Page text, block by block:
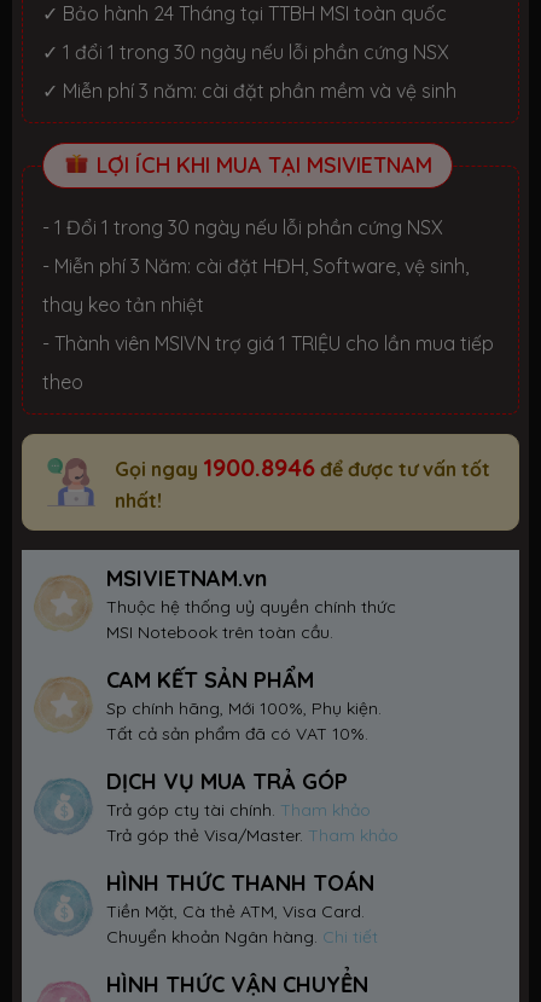
✓ Bảo hành 24 Tháng tại TTBH MSI toàn quốc
✓ 1 đổi 1 trong 30 ngày nếu lỗi phần cứng NSX
✓ Miễn phí 3 năm: cài đặt phần mềm và vệ sinh
LỢI ÍCH KHI MUA TẠI MSIVIETNAM
- 1 Đổi 1 trong 30 ngày nếu lỗi phần cứng NSX
- Miễn phí 3 Năm: cài đặt HĐH, Software, vệ sinh,
thay keo tản nhiệt
- Thành viên MSIVN trợ giá 1 TRIỆU cho lần mua tiếp
theo
Gọi ngay 1900.8946 để được tư vấn tốt
nhất!
MSIVIETNAM.vn
Thuộc hệ thống uỷ quyền chính thức
MSI Notebook trên toàn cầu.
CAM KẾT SẢN PHẨM
Sp chính hãng, Mới 100%, Phụ kiện.
Tất cả sản phẩm đã có VAT 10%.
DỊCH VỤ MUA TRẢ GÓP
Trả góp cty tài chính. Tham khảo
Trả góp thẻ Visa/Master. Tham khảo
HÌNH THỨC THANH TOÁN
Tiền Mặt, Cà thẻ ATM, Visa Card.
Chuyển khoản Ngân hàng. Chi tiết
HÌNH THỨC VẬN CHUYỂN